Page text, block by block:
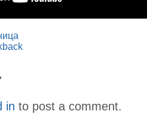
in to post a comment.